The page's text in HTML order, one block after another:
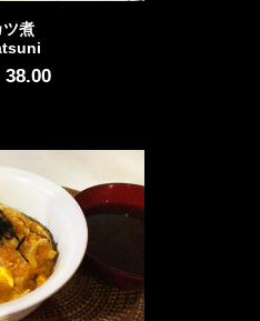
ツ煮
38.00